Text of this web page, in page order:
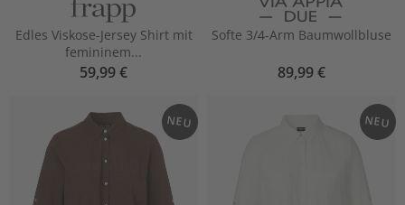
Edles Viskose-Jersey Shirt mit
femininem...
59,99 €
Softe 3/4-Arm Baumwollbluse
89,99 €
NEU NEU